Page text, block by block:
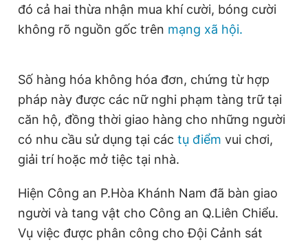
đó cả hai thừa nhận mua khí cười, bóng cười
không rõ nguồn gốc trên mạng xã hội.
Số hàng hóa không hóa đơn, chứng từ hợp
pháp này được các nữ nghi phạm tàng trữ tại
căn hộ, đồng thời giao hàng cho những người
có nhu cầu sử dụng tại các tụ điểm vui chơi,
giải trí hoặc mở tiệc tại nhà.
Hiện Công an P.Hòa Khánh Nam đã bàn giao
người và tang vật cho Công an Q.Liên Chiểu.
Vụ việc được phân công cho Đội Cảnh sát